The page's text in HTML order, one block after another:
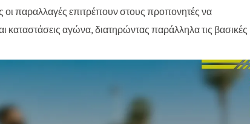
οι παραλλαγές επιτρέπουν στους προπονητές να
καταστάσεις αγώνα, διατηρώντας παράλληλα τις βασικές